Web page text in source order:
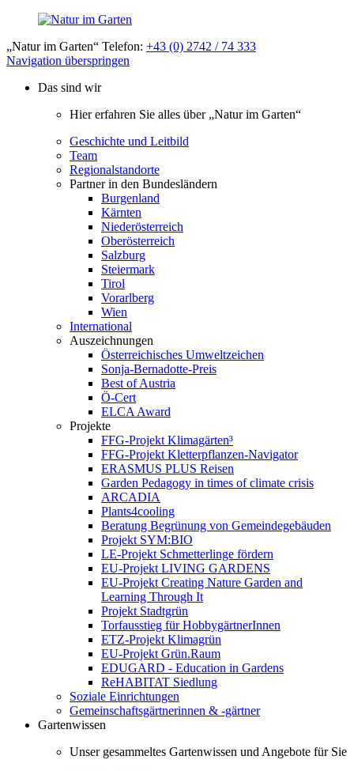
„Natur im Garten“ Telefon: +43 (0) 2742 / 74 333
Navigation überspringen
Das sind wir
Hier erfahren Sie alles über „Natur im Garten“
Geschichte und Leitbild
Team
Regionalstandorte
Partner in den Bundesländern
Burgenland
Kärnten
Niederösterreich
Oberösterreich
Salzburg
Steiermark
Tirol
Vorarlberg
Wien
International
Auszeichnungen
Österreichisches Umweltzeichen
Sonja-Bernadotte-Preis
Best of Austria
Ö-Cert
ELCA Award
Projekte
FFG-Projekt Klimagärten³
FFG-Projekt Kletterpflanzen-Navigator
ERASMUS PLUS Reisen
Garden Pedagogy in times of climate crisis
ARCADIA
Plants4cooling
Beratung Begrünung von Gemeindegebäuden
Projekt SYM:BIO
LE-Projekt Schmetterlinge fördern
EU-Projekt LIVING GARDENS
EU-Projekt Creating Nature Garden and
Learning Through It
Projekt Stadtgrün
Torfausstieg für HobbygärtnerInnen
ETZ-Projekt Klimagrün
EU-Projekt Grün.Raum
EDUGARD - Education in Gardens
ReHABITAT Siedlung
Soziale Einrichtungen
Gemeinschaftsgärtnerinnen & -gärtner
Gartenwissen
Unser gesammeltes Gartenwissen und Angebote für Sie